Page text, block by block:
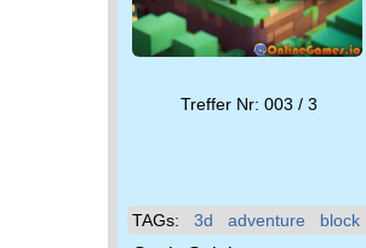
Treffer Nr: 003 / 3
TAGs: 3d adventure block